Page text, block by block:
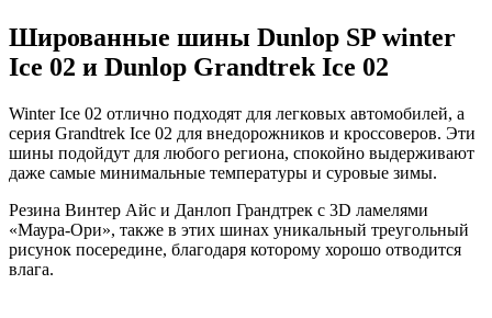
Шированные шины Dunlop SP winter
Ice 02 и Dunlop Grandtrek Ice 02
Winter Ice 02 отлично подходят для легковых автомобилей, а
серия Grandtrek Ice 02 для внедорожников и кроссоверов. Эти
шины подойдут для любого региона, спокойно выдерживают
даже самые минимальные температуры и суровые зимы.
Резина Винтер Айс и Данлоп Грандтрек с 3D ламелями
«Маура-Ори», также в этих шинах уникальный треугольный
рисунок посередине, благодаря которому хорошо отводится
влага.